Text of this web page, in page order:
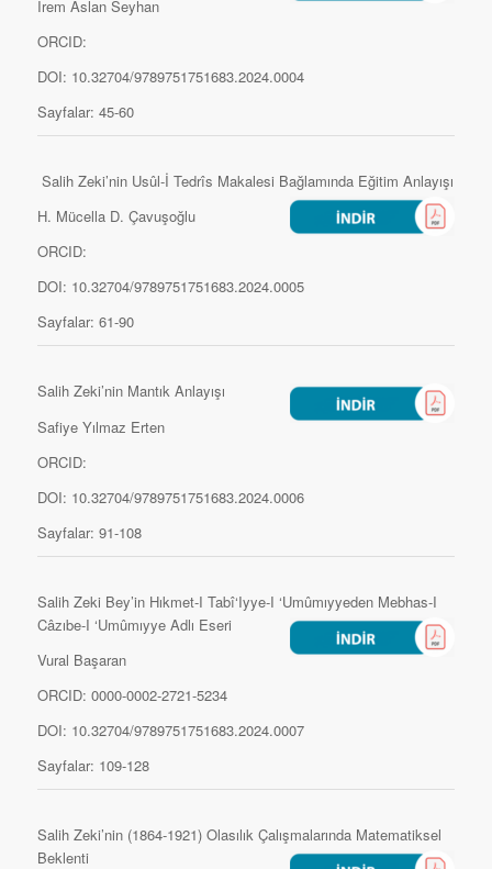
İrem Aslan Seyhan
ORCID:
DOI: 10.32704/9789751751683.2024.0004
Sayfalar: 45-60
Salih Zeki’nin Usûl-İ Tedrîs Makalesi Bağlamında Eğitim Anlayışı
H. Mücella D. Çavuşoğlu
ORCID:
DOI: 10.32704/9789751751683.2024.0005
Sayfalar: 61-90
Salih Zeki’nin Mantık Anlayışı
Safiye Yılmaz Erten
ORCID:
DOI: 10.32704/9789751751683.2024.0006
Sayfalar: 91-108
Salih Zeki Bey’in Hıkmet-I Tabî‘Iyye-I ‘Umûmıyyeden Mebhas-I
Câzıbe-I ‘Umûmıyye Adlı Eseri
Vural Başaran
ORCID: 0000-0002-2721-5234
DOI: 10.32704/9789751751683.2024.0007
Sayfalar: 109-128
Salih Zeki’nin (1864-1921) Olasılık Çalışmalarında Matematiksel
Beklenti